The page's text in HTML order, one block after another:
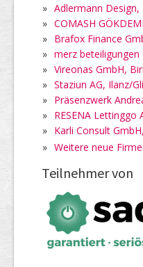
» Adlermann Design,
» COMASH
» Brafox Finance
» merz beteiligungen
» Vireonas GmbH,
» Staziun AG, Ilanz/
» Präsenzwerk
» RESENA Lettinggo
» Karli Consult
» Weitere neue
Teilnehmer von